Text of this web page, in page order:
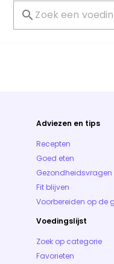
Adviezen en tips
Recepten
Goed eten
Gezondheidsvragen
Fit blijven
Voorbereiden op de
Voedingslijst
Zoek op categorie
Favorieten